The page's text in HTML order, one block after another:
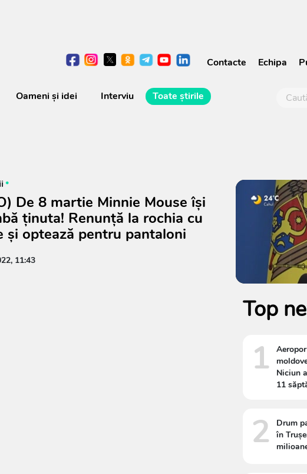
Contacte Echipa
Oameni şi idei Interviu Toate știrile
De 8 martie Minnie Mouse își
ținuta! Renunță la rochia cu
și optează pentru pantaloni
11:43
Top
1
Niciun
11
2
Drum
în